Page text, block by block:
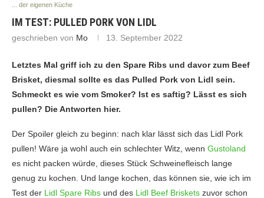
... der eigenen Küche
IM TEST: PULLED PORK VON LIDL
geschrieben von Mo 13. September 2022
Letztes Mal griff ich zu den Spare Ribs und davor zum Beef
Brisket, diesmal sollte es das Pulled Pork von Lidl sein.
Schmeckt es wie vom Smoker? Ist es saftig? Lässt es sich
pullen? Die Antworten hier.
Der Spoiler gleich zu beginn: nach klar lässt sich das Lidl Pork
pullen! Wäre ja wohl auch ein schlechter Witz, wenn Gustoland
es nicht packen würde, dieses Stück Schweinefleisch lange
genug zu kochen. Und lange kochen, das können sie, wie ich im
Test der Lidl Spare Ribs und des Lidl Beef Briskets zuvor schon